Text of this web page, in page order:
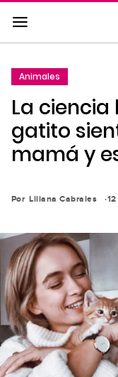
Saltar
al
contenido
la
navegación
principal
Animales
La
gatito
mamá y
Por Liliana Cabrales